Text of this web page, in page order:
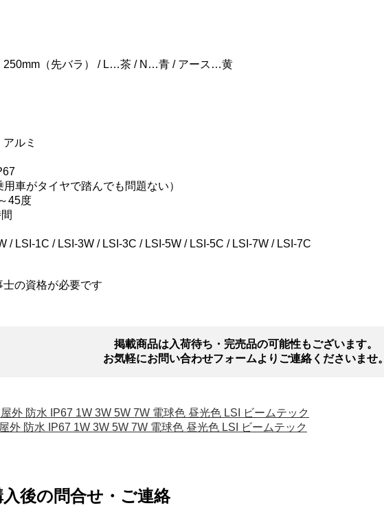
250mm（先バラ） / L…茶 / N…青 / アース…黄
ルミ
車がタイヤで踏んでも問題ない）
45度
/ LSI-1C / LSI-3W / LSI-3C / LSI-5W / LSI-5C / LSI-7W / LSI-7C
士の資格が必要です
掲載商品は入荷待ち・完売品の可能性もございます。
お気軽にお問い合わせフォームよりご連絡くださいませ。
外 防水 IP67 1W 3W 5W 7W 電球色 昼光色 LSI ビームテック
外 防水 IP67 1W 3W 5W 7W 電球色 昼光色 LSI ビームテック
後の問合せ・ご連絡